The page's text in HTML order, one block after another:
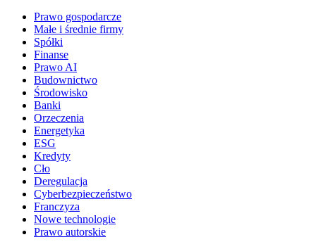
Prawo gospodarcze
Małe i średnie firmy
Spółki
Finanse
Prawo AI
Budownictwo
Środowisko
Banki
Orzeczenia
Energetyka
ESG
Kredyty
Cło
Deregulacja
Cyberbezpieczeństwo
Franczyza
Nowe technologie
Prawo autorskie